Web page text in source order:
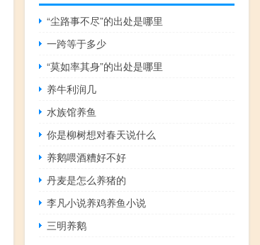
“尘路事不尽”的出处是哪里
一跨等于多少
“莫如率其身”的出处是哪里
养牛利润几
水族馆养鱼
你是柳树想对春天说什么
养鹅喂酒糟好不好
丹麦是怎么养猪的
李凡小说养鸡养鱼小说
三明养鹅